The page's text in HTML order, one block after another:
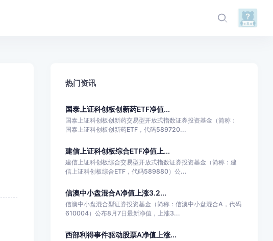
热门资讯
国泰上证科创板创新药ETF净值...
国泰上证科创板创新药交易型开放式指数证券投资基金（简称：
国泰上证科创板创新药ETF，代码589720...
建信上证科创板综合ETF净值上...
建信上证科创板综合交易型开放式指数证券投资基金（简称：建
信上证科创板综合ETF，代码589880）公...
信澳中小盘混合A净值上涨3.2...
信澳中小盘混合型证券投资基金（简称：信澳中小盘混合A，代码
610004）公布8月7日最新净值，上涨3...
西部利得事件驱动股票A净值上涨...